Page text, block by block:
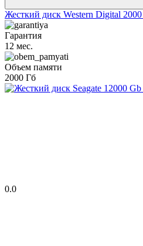
Жесткий диск Western Digital
Гарантия
12 мес.
Объем памяти
2000 Гб
0.0